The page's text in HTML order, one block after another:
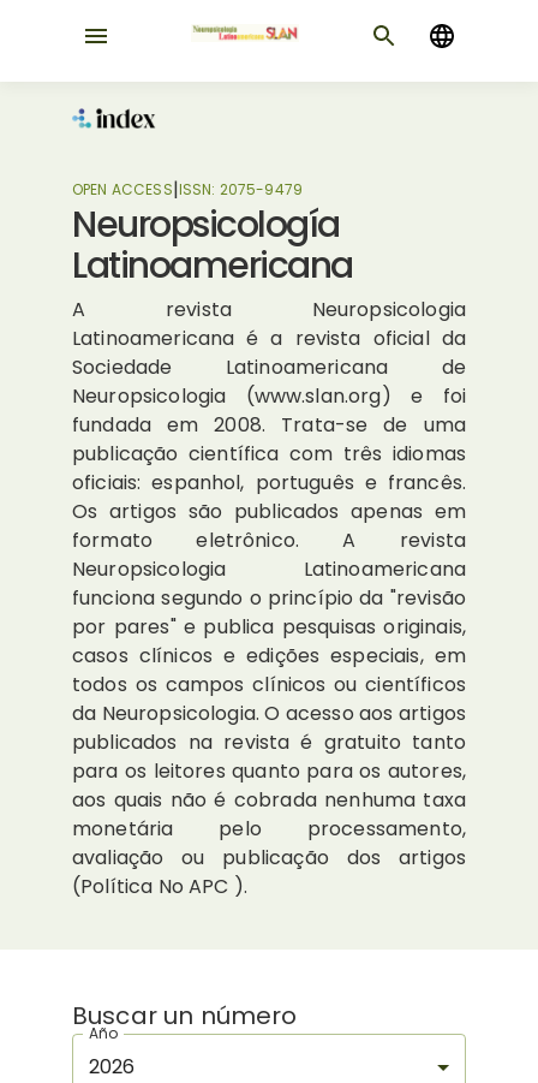
OPEN ACCESS|ISSN: 2075-9479
Neuropsicología
Latinoamericana
A revista Neuropsicologia
Latinoamericana é a revista oficial da
Sociedade Latinoamericana de
Neuropsicologia (www.slan.org) e foi
fundada em 2008. Trata-se de uma
publicação científica com três idiomas
oficiais: espanhol, português e francês.
Os artigos são publicados apenas em
formato eletrônico. A revista
Neuropsicologia Latinoamericana
funciona segundo o princípio da "revisão
por pares" e publica pesquisas originais,
casos clínicos e edições especiais, em
todos os campos clínicos ou científicos
da Neuropsicologia. O acesso aos artigos
publicados na revista é gratuito tanto
para os leitores quanto para os autores,
aos quais não é cobrada nenhuma taxa
monetária pelo processamento,
avaliação ou publicação dos artigos
(Política No APC ).
Buscar un número
Año
2026